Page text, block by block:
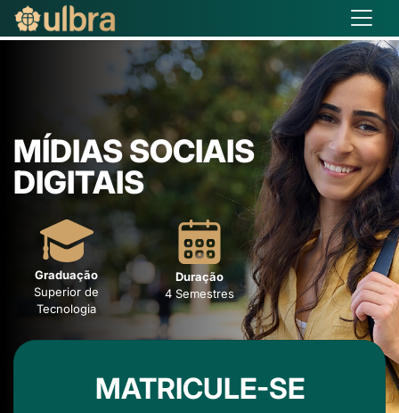
MÍDIAS SOCIAIS
DIGITAIS
Graduação
Superior de
Tecnologia
Duração
4 Semestres
MATRICULE-SE